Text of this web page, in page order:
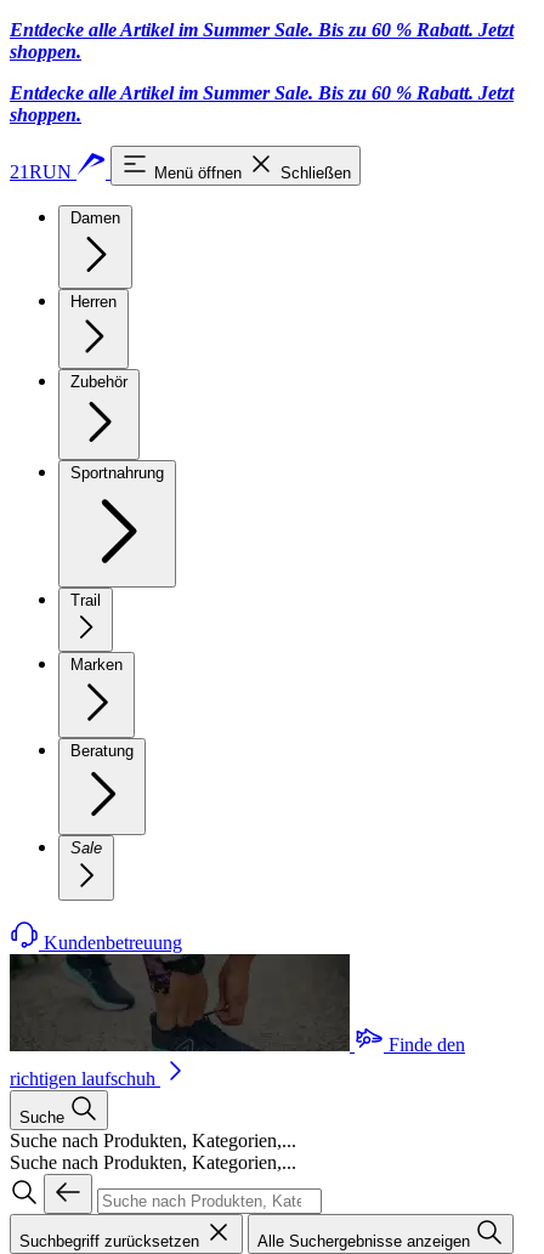
Entdecke alle Artikel im Summer Sale. Bis zu 60 % Rabatt. Jetzt
shoppen.
Entdecke alle Artikel im Summer Sale. Bis zu 60 % Rabatt. Jetzt
shoppen.
21RUN Menü öffnen Schließen
Damen
Herren
Zubehör
Sportnahrung
Trail
Marken
Beratung
Sale
Kundenbetreuung
Finde den
richtigen laufschuh
Suche
Suche nach Produkten, Kategorien,...
Suche nach Produkten, Kategorien,...
Suchbegriff zurücksetzen Alle Suchergebnisse anzeigen